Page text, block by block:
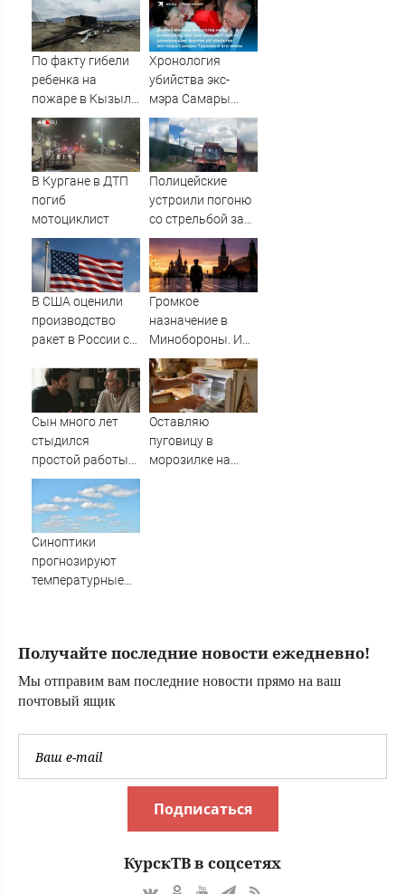
По факту гибели
ребенка на
пожаре в Кызыл-
Таше возбуждено
уголовное дело
Хронология
убийства экс-
мэра Самары
Виктора Тархова
и его жены: шесть
шокирующих
фактов, новые
В Кургане в ДТП
погиб
мотоциклист
Полицейские
устроили погоню
со стрельбой за
пьяным
водителем
трактора
В США оценили
производство
ракет в России с
"Пэтриотов"
Громкое
назначение в
Минобороны. И
плохая новость
для ВСУ: Этот
генерал уже
дошёл до Киева. И
Сын много лет
стыдился
простой работы
отца, пока не
узнал, ради чего
тот отказался от
карьеры -
Оставляю
пуговицу в
морозилке на
Синоптики
прогнозируют
температурные
Получайте последние новости ежедневно!
Мы отправим вам последние новости прямо на ваш
почтовый ящик
Подписаться
КурскТВ в соцсетях